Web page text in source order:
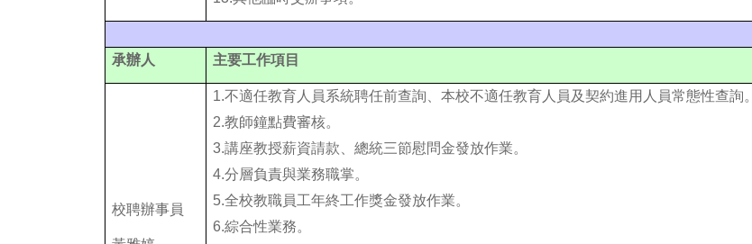
承辦人 主要工作項目
校聘辦事員
1.不適任教育人員系統聘任前查詢、本校不適任教育人員及契約進用人員常態性查詢。
2.教師鐘點費審核。
3.講座教授薪資請款、總統三節慰問金發放作業。
4.分層負責與業務職掌。
5.全校教職員工年終工作獎金發放作業。
6.綜合性業務。